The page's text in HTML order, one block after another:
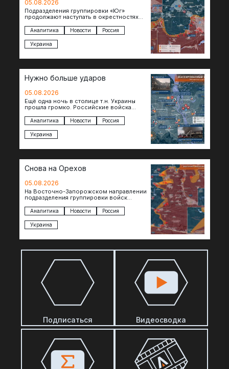
05.08.2026
Подразделения группировки «Юг»
продолжают наступать в окрестностях
города. Пока на восточном фланге идут
ожесточенные бои за окраины…
Аналитика Новости Россия
Украина
Нужно больше ударов
05.08.2026
Ещё одна ночь в столице т.н. Украины
прошла громко. Российские войска
объекты и предприятия в Киеве и
окрестностях….
Аналитика Новости Россия
Украина
Снова на Орехов
05.08.2026
На Восточно-Запорожском направлении
подразделения группировки войск
фронта. Взятая после продолжительного
наступления пауза позволила
восстановить боеспособность…
Аналитика Новости Россия
Украина
Подписаться Видеосводка